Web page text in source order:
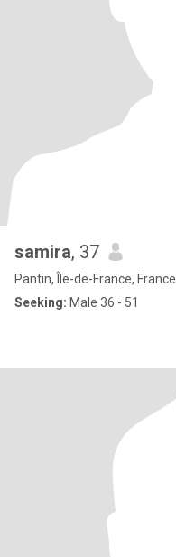
samira, 37
Pantin, Île-de-France, France
Seeking: Male 36 - 51